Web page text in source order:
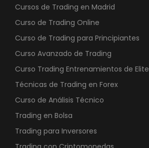
Cursos de Trading en Madrid
Curso de Trading Online
Curso de Trading para Principiantes
Curso Avanzado de Trading
Curso Trading Entrenamientos de Elite
Técnicas de Trading en Forex
Curso de Análisis Técnico
Trading en Bolsa
Trading para Inversores